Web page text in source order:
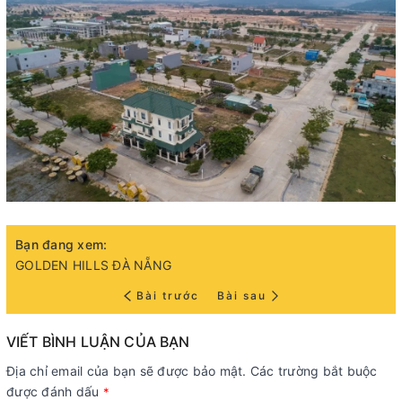
Bạn đang xem:
GOLDEN HILLS ĐÀ NẴNG
Bài trước Bài sau
VIẾT BÌNH LUẬN CỦA BẠN
Địa chỉ email của bạn sẽ được bảo mật. Các trường bắt buộc
được đánh dấu *